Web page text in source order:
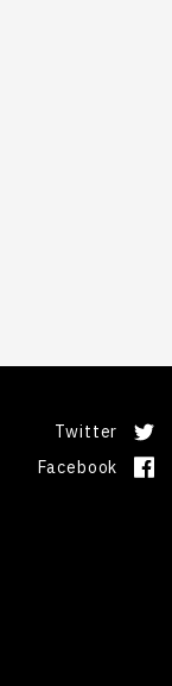
Twitter
Facebook